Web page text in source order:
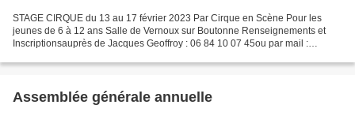
STAGE CIRQUE du 13 au 17 février 2023 Par Cirque en Scène Pour les
jeunes de 6 à 12 ans Salle de Vernoux sur Boutonne Renseignements et
Inscriptionsauprès de Jacques Geoffroy : 06 84 10 07 45ou par mail :
Assemblée générale annuelle